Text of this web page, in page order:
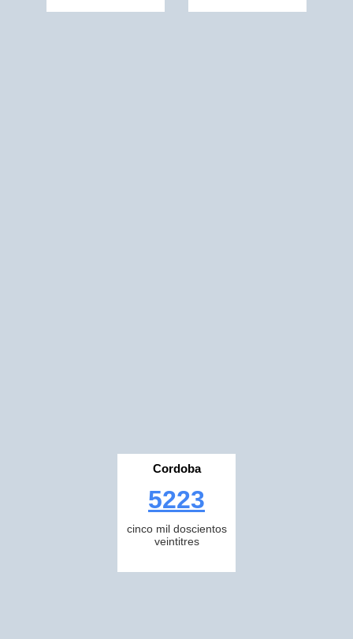
Cordoba
5223
cinco mil doscientos
veintitres